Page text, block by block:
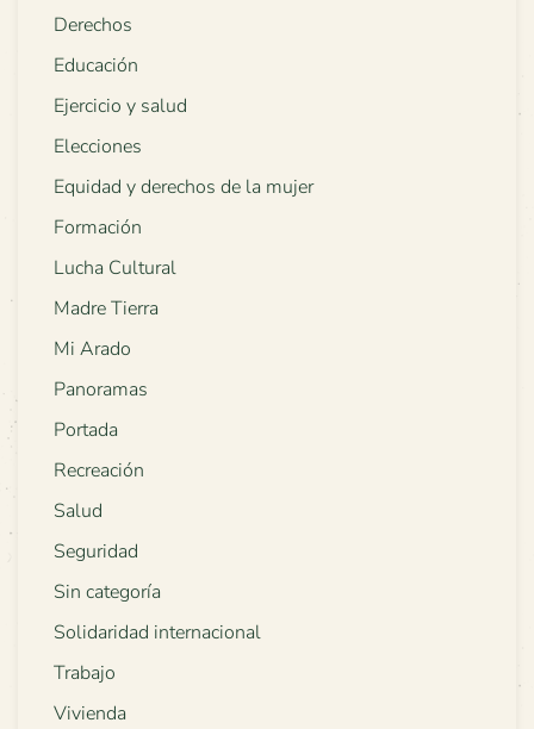
Derechos
Educación
Ejercicio y salud
Elecciones
Equidad y derechos de la mujer
Formación
Lucha Cultural
Madre Tierra
Mi Arado
Panoramas
Portada
Recreación
Salud
Seguridad
Sin categoría
Solidaridad internacional
Trabajo
Vivienda